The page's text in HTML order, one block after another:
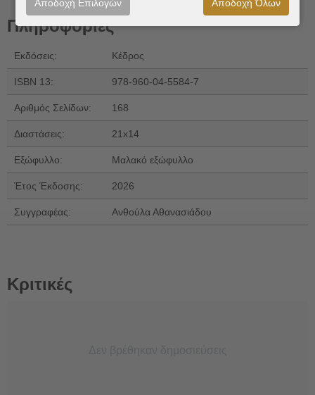
Πληροφορίες
Εκδόσεις: Κέδρος
ISBN 13: 978-960-04-5584-7
Αριθμός Σελίδων: 168
Διαστάσεις: 21x14
Εξώφυλλο: Μαλακό εξώφυλλο
Έτος Έκδοσης: 2026
Συγγραφέας: Ανθούλα Αθανασιάδου
Κριτικές
Αποδοχή Επιλογών Αποδοχή Όλων